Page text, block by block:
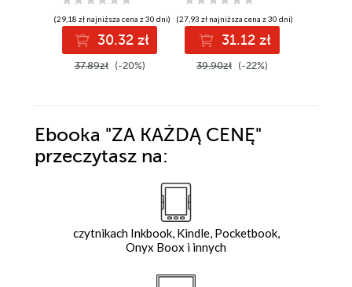
(29,18 zł najniższa cena z 30 dni)
30.32 zł
37.89zł (-20%)
(27,93 zł najniższa cena z 30 dni)
31.12 zł
39.90zł (-22%)
Ebooka "ZA KAŻDĄ CENĘ"
przeczytasz na:
czytnikach Inkbook, Kindle, Pocketbook,
Onyx Boox i innych